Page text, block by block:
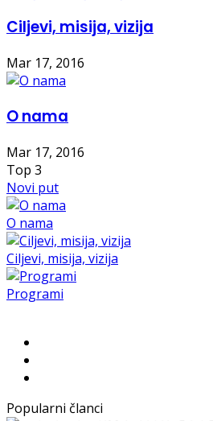
Ciljevi, misija, vizija
Mar 17, 2016
O nama
Mar 17, 2016
Top 3
Novi put
O nama
Ciljevi, misija, vizija
Programi
Popularni članci